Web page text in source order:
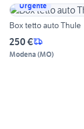
Urgente
Box tetto auto Thule
250 €
Modena (MO)